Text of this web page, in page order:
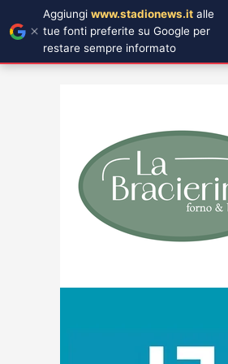
Aggiungi www.stadionews.it alle
tue fonti preferite su Google per
restare sempre informato